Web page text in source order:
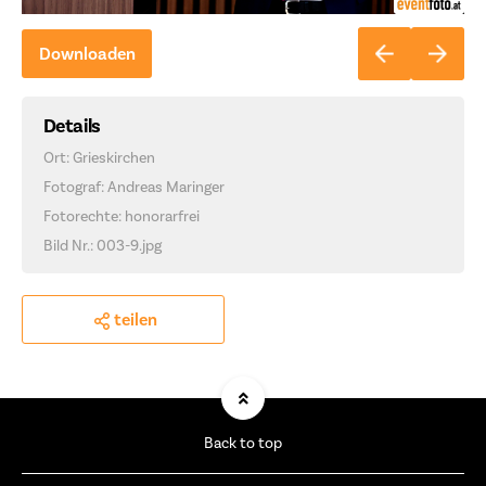
Downloaden
Details
Ort: Grieskirchen
Fotograf: Andreas Maringer
Fotorechte: honorarfrei
Bild Nr.: 003-9.jpg
teilen
Back to top